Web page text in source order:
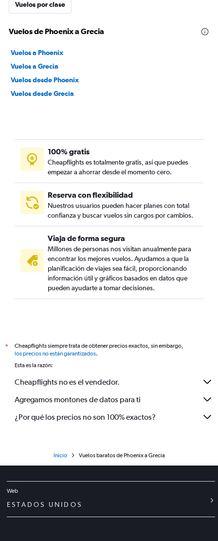
Vuelos por clase
Vuelos de Phoenix a Grecia
Vuelos a Phoenix
Vuelos a Grecia
Vuelos desde Phoenix
Vuelos desde Grecia
100% gratis
Cheapflights es totalmente gratis, así que puedes
empezar a ahorrar desde el momento cero.
Reserva con flexibilidad
Nuestros usuarios pueden hacer planes con total
confianza y buscar vuelos sin cargos por cambios.
Viaja de forma segura
Millones de personas nos visitan anualmente para
encontrar los mejores vuelos. Ayudamos a que la
planificación de viajes sea fácil, proporcionando
información útil y gráficos basados en datos que
pueden ayudarte a tomar decisiones.
*
Cheapflights siempre trata de obtener precios exactos, sin embargo,
los precios no están garantizados.
Esta es la razón:
Cheapflights no es el vendedor.
Agregamos montones de datos para ti
¿Por qué los precios no son 100% exactos?
Inicio Vuelos baratos de Phoenix a Grecia
Web
ESTADOS UNIDOS